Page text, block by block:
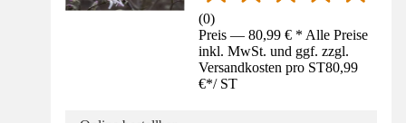
(0)
Preis — 80,99 € * Alle Preise
inkl. MwSt. und ggf. zzgl.
Versandkosten pro ST80,99
€*/ ST